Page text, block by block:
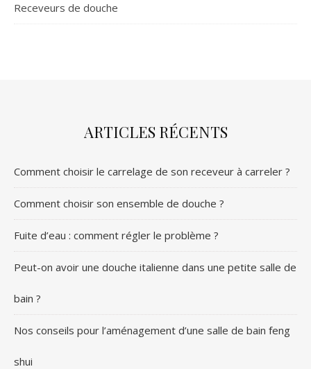
Receveurs de douche
ARTICLES RÉCENTS
Comment choisir le carrelage de son receveur à carreler ?
Comment choisir son ensemble de douche ?
Fuite d’eau : comment régler le problème ?
Peut-on avoir une douche italienne dans une petite salle de
bain ?
Nos conseils pour l’aménagement d’une salle de bain feng
shui